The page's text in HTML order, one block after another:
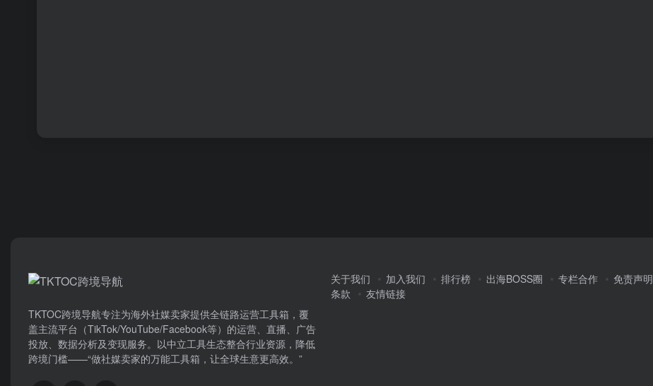
TKTOC跨境导航​专注为海外社媒卖家提供全链路运营工具箱，覆
盖主流平台（TikTok/YouTube/Facebook等）​的运营、直播、广告
投放、数据分析及变现服务。以中立工具生态整合行业资源，降低
跨境门槛——“做社媒卖家的万能工具箱，让全球生意更高效。”
关于我们 加入我们 排行榜 出海BOSS圈 专栏合作 免责声明
条款
友情链接